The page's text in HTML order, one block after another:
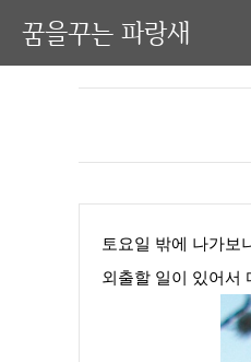
꿈을꾸는 파랑새
토요일 밖에 나가보
외출할 일이 있어서